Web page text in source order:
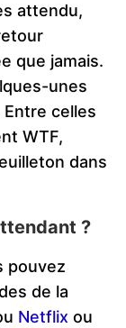
attendu,
que jamais.
unes
celles
WTF,
dans
?
pouvez
de la
Netflix ou